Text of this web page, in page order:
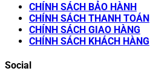
CHÍNH SÁCH BẢO HÀNH
CHÍNH SÁCH THANH TOÁN
CHÍNH SÁCH GIAO HÀNG
CHÍNH SÁCH KHÁCH HÀNG
Social